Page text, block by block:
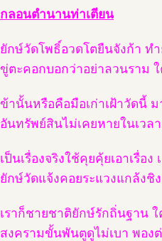
กลอนตำนานท่าเตียน
ยักษ์วัดโพธิ์อวดโตยืนจังก้า ท
ขู่ตะคอกบอกว่าอย่าลวนราม
ข้านั้นหรือคือมือเก่าเฝ้าวัดนี้
อันทรัพย์สินไม่เคยหายในเวล
เป็นเรื่องจริงใช้คุยคุ้ยเอาเรื่อ
ยักษ์วัดแจ้งคอยระแวงแกล้งชิ
เราก็ชายชาติยักษ์รักถิ่นฐาน
สงครามขั้นพันตูดูไม่เบา พอง